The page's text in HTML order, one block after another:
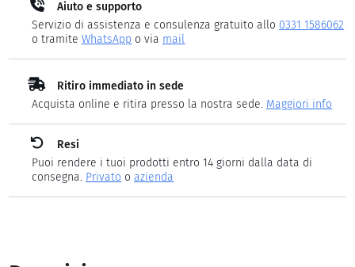
Aiuto e supporto
Servizio di assistenza e consulenza gratuito allo 0331 1586062
o tramiteWhatsApp o via mail
Ritiro immediato in sede
Acquista online e ritira presso la nostra sede. Maggiori info
Resi
Puoi rendere i tuoi prodotti entro 14 giorni dalla data di
consegna. Privato oazienda